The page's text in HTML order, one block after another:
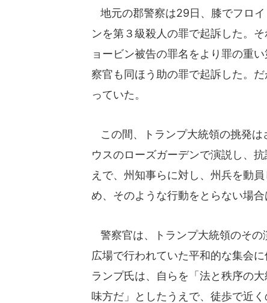
地元の郡警察は29日、膝でフロ
ンを第３級殺人の罪で起訴した。
ョービン被告の罪名をより罪の重
察官も同ほう助の罪で起訴した。
っていた。
この間、トランプ大統領の挑発は
ウスのローズガーデンで演説し、
えで、州知事らに対し、州兵を動
め、そのような行動をとらない場
警察官は、トランプ大統領のその
広場で行われていた平和的な集会
ランプ氏は、自らを「法と秩序の
味方だ」としたうえで、徒歩で近